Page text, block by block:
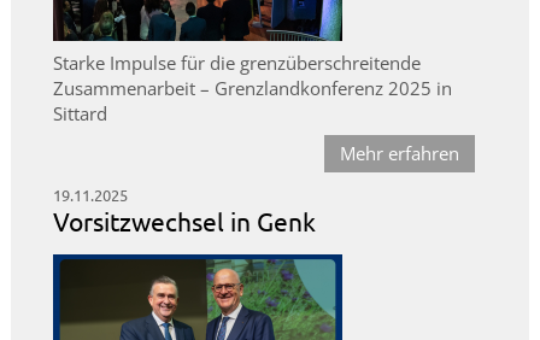
Starke Impulse für die grenzüberschreitende
Zusammenarbeit – Grenzlandkonferenz 2025 in
Sittard
Mehr erfahren
19.11.2025
Vorsitzwechsel in Genk